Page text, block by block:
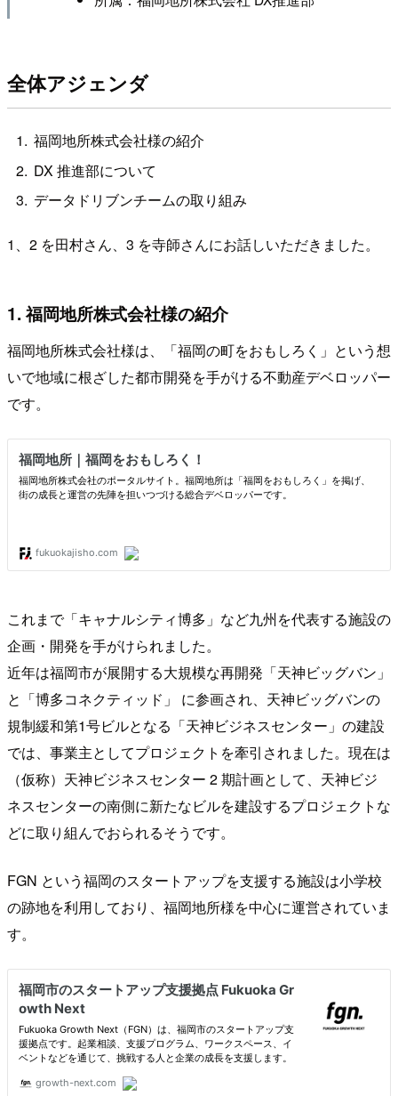
全体アジェンダ
福岡地所株式会社様の紹介
DX 推進部について
データドリブンチームの取り組み
1、2 を田村さん、3 を寺師さんにお話しいただきました。
1. 福岡地所株式会社様の紹介
福岡地所株式会社様は、「福岡の町をおもしろく」という想
いで地域に根ざした都市開発を手がける不動産デベロッパー
です。
これまで「キャナルシティ博多」など九州を代表する施設の
企画・開発を手がけられました。
近年は福岡市が展開する大規模な再開発「天神ビッグバン」
と「博多コネクティッド」 に参画され、天神ビッグバンの
規制緩和第1号ビルとなる「天神ビジネスセンター」の建設
では、事業主としてプロジェクトを牽引されました。現在は
（仮称）天神ビジネスセンター 2 期計画として、天神ビジ
ネスセンターの南側に新たなビルを建設するプロジェクトな
どに取り組んでおられるそうです。
FGN という福岡のスタートアップを支援する施設は小学校
の跡地を利用しており、福岡地所様を中心に運営されていま
す。